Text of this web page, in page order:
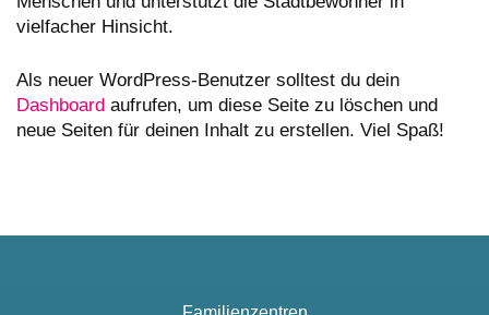
vielfacher Hinsicht.
Als neuer WordPress-Benutzer solltest du dein
Dashboard aufrufen, um diese Seite zu löschen und
neue Seiten für deinen Inhalt zu erstellen. Viel Spaß!